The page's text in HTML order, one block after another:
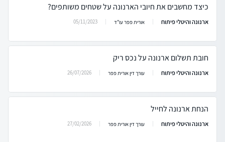
כיצד מחשבים את חיובי הארנונה על שטחים משותפים?
ארנונה והיטלי פיתוח אורית פפר עו"ד 05/11/2023
חובת תשלום ארנונה על נכס ריק
ארנונה והיטלי פיתוח עורך דין אורית פפר 26/07/2026
הנחת ארנונה לחייל
ארנונה והיטלי פיתוח עורך דין אורית פפר 27/02/2026